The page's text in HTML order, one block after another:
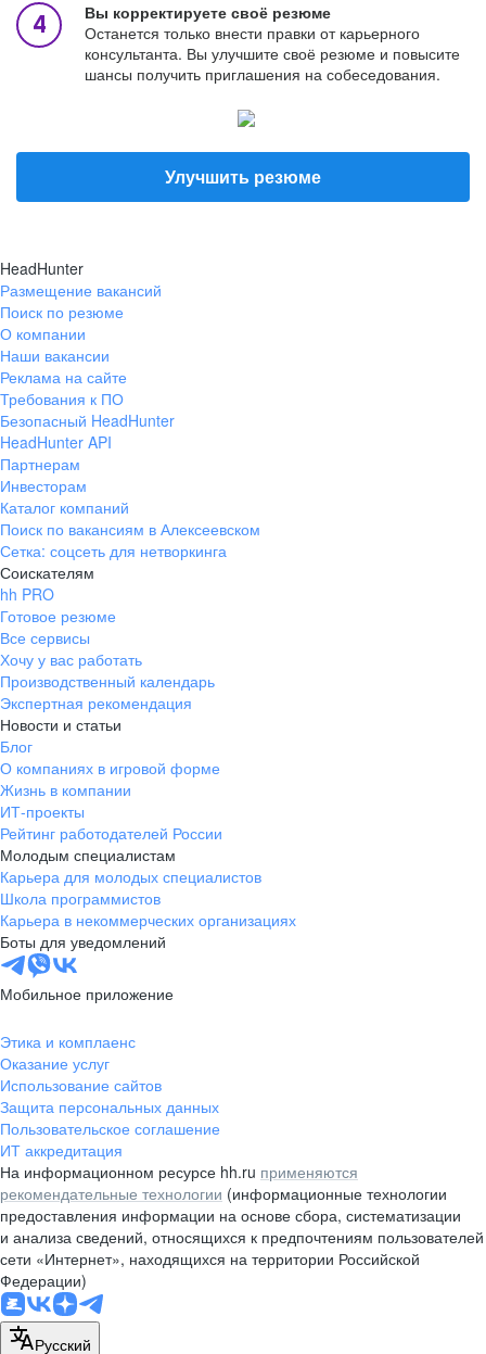
Вы корректируете своё резюме
Останется только внести правки от карьерного
консультанта. Вы улучшите своё резюме и повысите
шансы получить приглашения на собеседования.
Улучшить резюме
HeadHunter
Размещение вакансий
Поиск по резюме
О компании
Наши вакансии
Реклама на сайте
Требования к ПО
Безопасный HeadHunter
HeadHunter API
Партнерам
Инвесторам
Каталог компаний
Поиск по вакансиям в Алексеевском
Сетка: соцсеть для нетворкинга
Соискателям
hh PRO
Готовое резюме
Все сервисы
Хочу у вас работать
Производственный календарь
Экспертная рекомендация
Новости и статьи
Блог
О компаниях в игровой форме
Жизнь в компании
ИТ-проекты
Рейтинг работодателей России
Молодым специалистам
Карьера для молодых специалистов
Школа программистов
Карьера в некоммерческих организациях
Боты для уведомлений
Мобильное приложение
Этика и комплаенс
Оказание услуг
Использование сайтов
Защита персональных данных
Пользовательское соглашение
ИТ аккредитация
На информационном ресурсе hh.ru применяются
рекомендательные технологии (информационные технологии
предоставления информации на основе сбора, систематизации
и анализа сведений, относящихся к предпочтениям пользователей
сети «Интернет», находящихся на территории Российской
Федерации)
Русский